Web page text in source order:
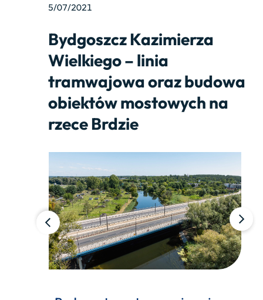
5/07/2021
Bydgoszcz Kazimierza
Wielkiego – linia
tramwajowa oraz budowa
obiektów mostowych na
rzece Brdzie